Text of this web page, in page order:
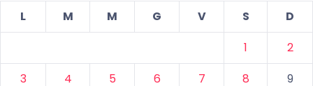
L
M M G V S
D
1
2
3
4 5 6 7 8
9